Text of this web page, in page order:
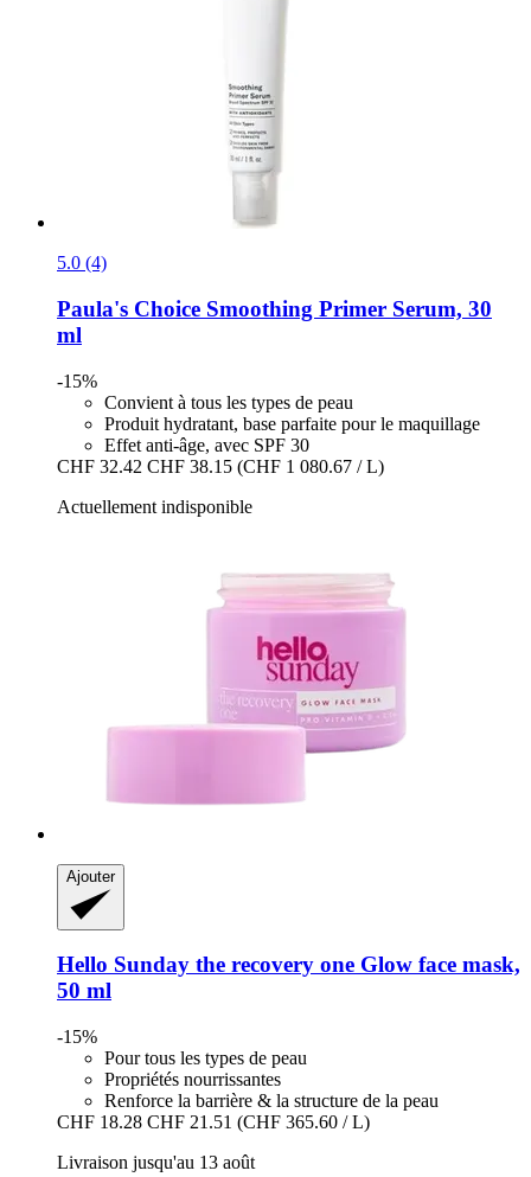
5.0 (4)
Paula's Choice Smoothing Primer Serum, 30
ml
-15%
Convient à tous les types de peau
Produit hydratant, base parfaite pour le maquillage
Effet anti-âge, avec SPF 30
CHF 32.42 CHF 38.15 (CHF 1 080.67 / L)
Actuellement indisponible
Ajouter
Hello Sunday the recovery one Glow face mask,
50 ml
-15%
Pour tous les types de peau
Propriétés nourrissantes
Renforce la barrière & la structure de la peau
CHF 18.28 CHF 21.51 (CHF 365.60 / L)
Livraison jusqu'au 13 août